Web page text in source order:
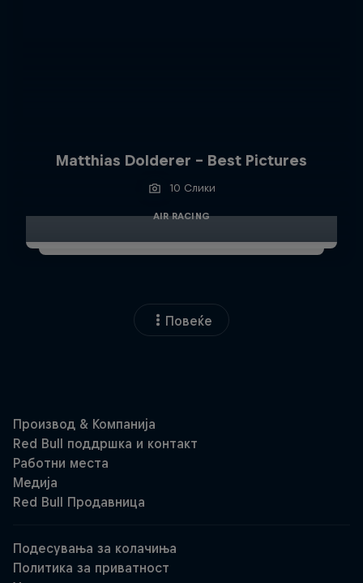
Matthias Dolderer - Best Pictures
10 Слики
AIR RACING
Повеќе